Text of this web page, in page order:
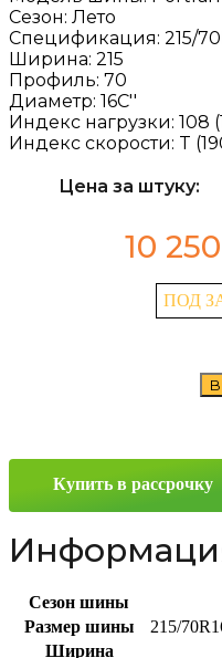
Сезон: Лето
Спецификация: 215/
Ширина: 215
Профиль: 70
Диаметр: 16C''
Индекс нагрузки: 108
Индекс скорости: T
Цена за штуку:
10 250
ПОД
Купить в рассрочку
Сезон шины
Размер шины
215/
Ширина